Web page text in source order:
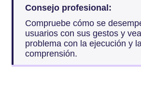
Consejo profesional:
Compruebe cómo se
usuarios con sus gestos y
problema con la ejecución y la
comprensión.